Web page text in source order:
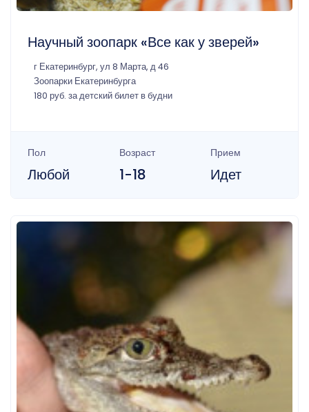
Научный зоопарк «Все как у зверей»
г Екатеринбург, ул 8 Марта, д 46
Зоопарки Екатеринбурга
180 руб. за детский билет в будни
Пол
Любой
Возраст
1-18
Прием
Идет